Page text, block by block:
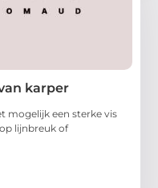
karper
mogelijk een sterke vis
lijnbreuk of